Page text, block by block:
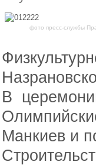
фото пресс-службы
В
Манкиев и